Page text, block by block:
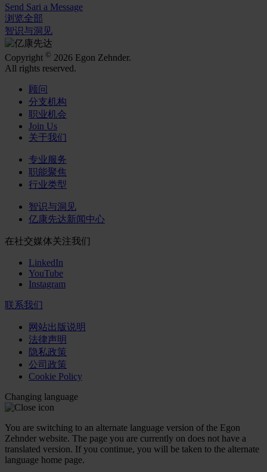
Send Sari a Message
浏览全部
智识与洞见
Copyright © 2026 Egon Zehnder.
All rights reserved.
顾问
分支机构
职业机会
Join Us
关于我们
专业服务
职能聚焦
行业类型
智识与洞见
亿康先达新闻中心
在社交媒体关注我们
LinkedIn
YouTube
Instagram
联系我们
网站出版说明
法律声明
隐私政策
公司政策
Cookie Policy
Changing language
You are switching to an alternate language version of the Egon
Zehnder website. The page you are currently on does not have a
translated version. If you continue, you will be taken to the alternate
language home page.